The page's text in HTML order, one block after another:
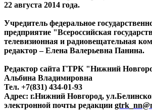
22 августа 2014 года.
Учредитель федеральное
предприятие "Всероссийская
телевизионная и радиовещательная
редактор – Елена Валерьевна Панина.
Редактор сайта ГТРК "Нижний
Альбина Владимировна
Тел. +7(831) 434-01-93
Адрес: г.Нижний Новгород,
электронной почты редакции